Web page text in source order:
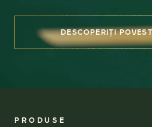
DESCOPERIȚI
PRODUSE